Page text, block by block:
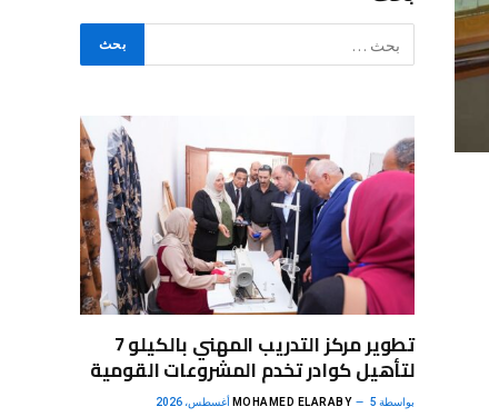
تطوير مركز التدريب المهني بالكيلو 7
لتأهيل كوادر تخدم المشروعات القومية
بواسطة MOHAMED ELARABY 5 أغسطس، 2026